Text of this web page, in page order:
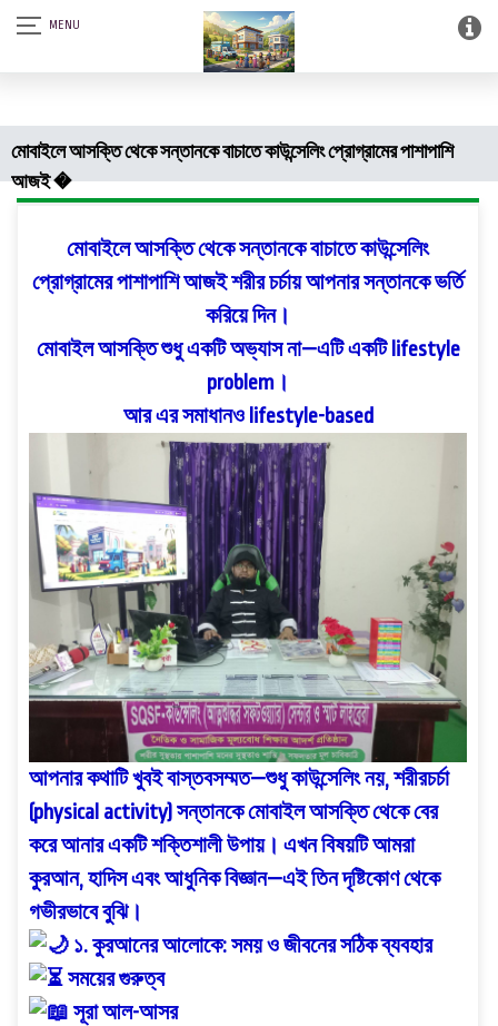
আস-সালামু আলাইকুম। SQSF-কাউন্সেলিং সেন্টার এন্ড স্মার্ট লাইব্রেরী (আত্নশুদ্ধির
সফটওয়্যার)।
মোবাইলে আসক্তি থেকে সন্তানকে বাচাতে কাউন্সেলিং প্রোগ্রামের পাশাপাশি
আজই �
মোবাইলে আসক্তি থেকে সন্তানকে বাচাতে কাউন্সেলিং
প্রোগ্রামের পাশাপাশি আজই শরীর চর্চায় আপনার সন্তানকে ভর্তি
করিয়ে দিন।
মোবাইল আসক্তি শুধু একটি অভ্যাস না—এটি একটি lifestyle
problem।
আর এর সমাধানও lifestyle-based
আপনার কথাটি খুবই বাস্তবসম্মত—শুধু কাউন্সেলিং নয়, শরীরচর্চা
(physical activity) সন্তানকে মোবাইল আসক্তি থেকে বের
করে আনার একটি শক্তিশালী উপায়। এখন বিষয়টি আমরা
কুরআন, হাদিস এবং আধুনিক বিজ্ঞান—এই তিন দৃষ্টিকোণ থেকে
গভীরভাবে বুঝি।
১. কুরআনের আলোকে: সময় ও জীবনের সঠিক ব্যবহার
সময়ের গুরুত্ব
সূরা আল-আসর